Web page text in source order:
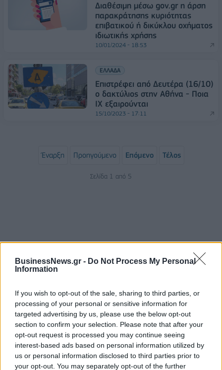
BusinessNews.gr - Do Not Process My Personal
Information
If you wish to opt-out of the sale, sharing to third parties, or
processing of your personal or sensitive information for
targeted advertising by us, please use the below opt-out
section to confirm your selection. Please note that after your
opt-out request is processed you may continue seeing
interest-based ads based on personal information utilized by
us or personal information disclosed to third parties prior to
your opt-out. You may separately opt-out of the further
Διαθέσιμη μέσω gov.gr η άρση
παρακράτησης κυριότητας
επιβατικού ή δικύκλου οχήματος
ιδιωτικής χρήσης
10/01/2024 - 18:53
ΕΛΛΑΔΑ
Επιστρέφει από Δευτέρα (16/10)
ο δακτύλιος στην Αθήνα - Ποια
ΙΧ εξαιρούνται
15/10/2023 - 17:11
Έναρξη Προηγούμενο Επόμενο Τέλος
Σελίδα 1 από 5
ΡΟΗ ΕΙΔΗΣΕΩΝ
ΥΠΑΑΤ: Επιπλέον 12,5 εκατ. ευρώ στις Περιφέρειες
για την ενίσχυση της βιοασφάλειας
07/08/2026 - 17:02 ΟΙΚΟΝΟΜΙΑ